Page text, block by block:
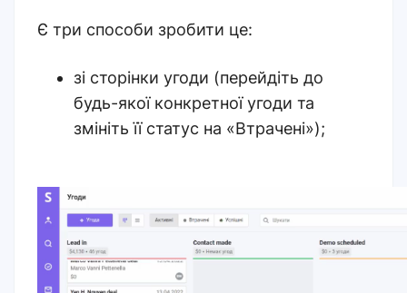
Є три способи зробити це:
зі сторінки угоди (перейдіть до
будь-якої конкретної угоди та
змініть її статус на «Втрачені»);